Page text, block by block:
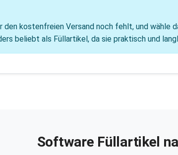
den kostenfreien Versand noch fehlt, und wähle
beliebt als Füllartikel, da sie praktisch und
Software Füllartikel